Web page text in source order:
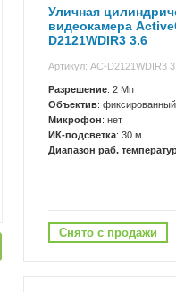
Уличная
видеокамера
D2121WDIR3 3.6
Артикул: AC-D2121WDIR3
Разрешение: 2 Мп
Объектив: фиксированный
Микрофон: нет
ИК-подсветка: 30 м
Диапазон раб.
Снято с продажи